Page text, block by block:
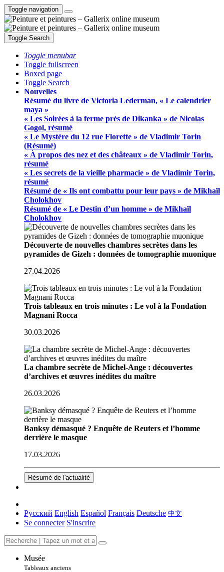
Toggle navigation
Toggle Search
Toggle menubar
Toggle fullscreen
Boxed page
Toggle Search
Nouvelles
Résumé du livre de Victoria Lederman, « Le calendrier
maya »
« Les Soirées à la ferme près de Dikanka » de Nicolas
Gogol, résumé
« Le Mystère du 12 rue Florette » de Vladimir Torin
(Résumé)
« À propos des nez et des châteaux » de Vladimir Torin,
résumé
« Les secrets de la vieille pharmacie » de Vladimir Torin,
résumé
Résumé de « Ils ont combattu pour leur pays » de Mikhaïl
Cholokhov
Résumé de « Le Destin d’un homme » de Mikhaïl
Cholokhov
Découverte de nouvelles chambres secrètes dans les
pyramides de Gizeh : données de tomographie muonique
27.04.2026
Trois tableaux en trois minutes : Le vol à la Fondation
Magnani Rocca
30.03.2026
La chambre secrète de Michel-Ange : découvertes
d’archives et œuvres inédites du maître
26.03.2026
Banksy démasqué ? Enquête de Reuters et l’homme
derrière le masque
17.03.2026
Résumé de l'actualité
Русский English Español Français Deutsche 中文
Se connecter S'inscrire
Musée
Tableaux anciens